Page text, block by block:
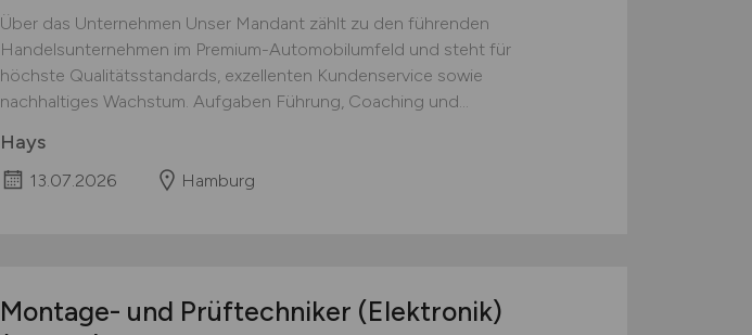
Über das Unternehmen Unser Mandant zählt zu den führenden
Handelsunternehmen im Premium-Automobilumfeld und steht für
höchste Qualitätsstandards, exzellenten Kundenservice sowie
nachhaltiges Wachstum. Aufgaben Führung, Coaching und...
Hays
13.07.2026 Hamburg
Montage- und Prüftechniker (Elektronik)